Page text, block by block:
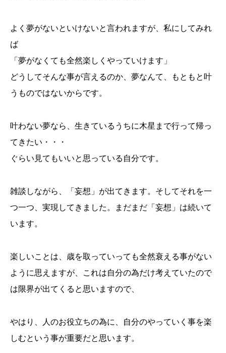
よく夢がないといけないと言われますが、私にしてみれ
ば
「夢がなくても全然楽しくやっていけます」
どうしてそんな事が言えるのか、夢なんて、もともと叶
うものではないからです。
叶わない夢なら、生きているうちに木星まで行って帰っ
てきたい・・・
ぐらい見てもいいと思っている自分です。
雑談しながら、「妄想」が出てきます。そしてそれを一
つ一つ、実現してきました。まだまだ「妄想」は続いて
います。
楽しいことは、歳を取っていっても全然衰える事がない
ように思えますが、これは自分の為だけ考えていたので
は限界が出てくると思いますので、
やはり、人のお役立ちの為に、自分のやっていく事を楽
しむという事が重要だと思います。